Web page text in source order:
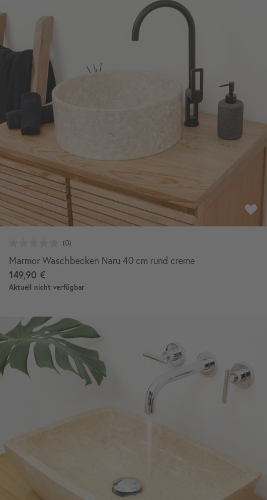
Marmor Waschbecken Naru 40 cm rund creme
149,90 €
Aktuell nicht verfügbar